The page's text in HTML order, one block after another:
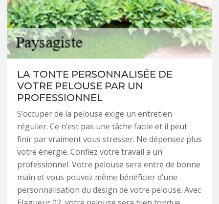
LA TONTE PERSONNALISÉE DE
VOTRE PELOUSE PAR UN
PROFESSIONNEL
S’occuper de la pelouse exige un entretien
régulier. Ce n’est pas une tâche facile et il peut
finir par vraiment vous stresser. Ne dépensez plus
votre énergie. Confiez votre travail a un
professionnel. Votre pelouse sera entre de bonne
main et vous pouvez même bénéficier d’une
personnalisation du design de votre pelouse. Avec